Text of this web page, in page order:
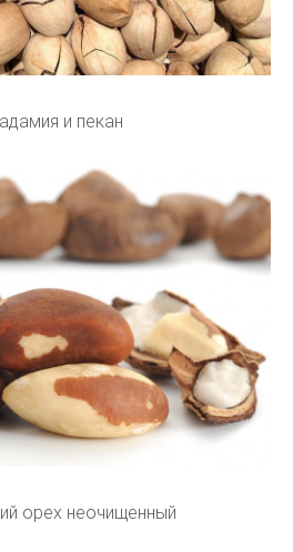
и пекан
орех неочищенный